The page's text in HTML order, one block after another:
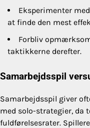
Eksperimenter
at finde den mest
Forbliv
taktikkerne derefter.
Samarbejdsspil
Samarbejdsspil giver
med solo-strategier, da
fuldførelsesrater.